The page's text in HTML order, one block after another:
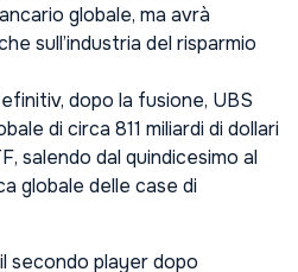
globale, ma avrà
sull’industria del risparmio
dopo la fusione, UBS
di circa 811 miliardi di dollari
salendo dal quindicesimo al
globale delle case di
secondo player dopo